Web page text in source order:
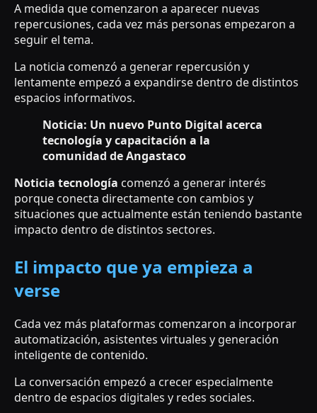
A medida que comenzaron a aparecer nuevas
repercusiones, cada vez más personas empezaron a
seguir el tema.
La noticia comenzó a generar repercusión y
lentamente empezó a expandirse dentro de distintos
espacios informativos.
Noticia: Un nuevo Punto Digital acerca
tecnología y capacitación a la
comunidad de Angastaco
Noticia tecnología comenzó a generar interés
porque conecta directamente con cambios y
situaciones que actualmente están teniendo bastante
impacto dentro de distintos sectores.
El impacto que ya empieza a
verse
Cada vez más plataformas comenzaron a incorporar
automatización, asistentes virtuales y generación
inteligente de contenido.
La conversación empezó a crecer especialmente
dentro de espacios digitales y redes sociales.